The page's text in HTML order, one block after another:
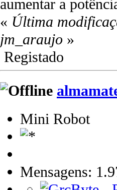
aumentar a
« Última
jm_araujo »
Registado
Mini Robot
Mensagens: